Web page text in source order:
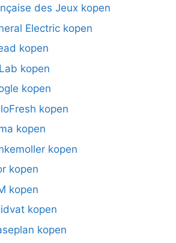
des Jeux kopen
Electric kopen
kopen
kopen
kopen
kopen
kopen
kopen
kopen
kopen
kopen
kopen